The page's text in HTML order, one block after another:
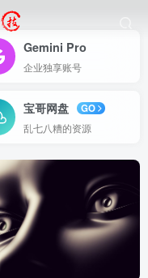
Gemini Pro
企业独享账号
宝哥网盘
GO
乱七八糟的资源